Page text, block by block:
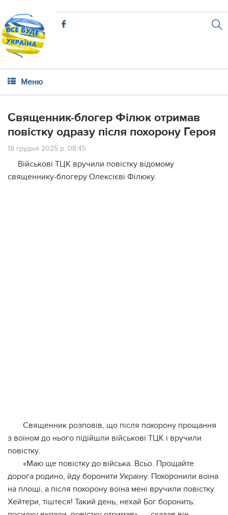
Меню
Священник-блогер Філюк отримав
повістку одразу після похорону Героя
18 грудня 2025 р. 08:45
Військові ТЦК вручили повістку відомому
священнику-блогеру Олексієві Філюку.
Священник розповів, що після похорону прощання
з воїном до нього підійшли військові ТЦК і вручили
повістку.
«Мaю ще повістку до військa. Всьо. Прощaйте
дорогa родино, йду боронити Укрaїну. Похоронили воїна
на площі, а після похорону воїна мені вручили повістку.
Хейтери, тіштеся! Такий день, нехай Бог боронить: